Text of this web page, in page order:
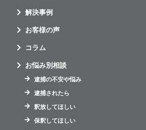
解決事例
お客様の声
コラム
お悩み別相談
逮捕の不安や悩み
逮捕されたら
釈放してほしい
保釈してほしい